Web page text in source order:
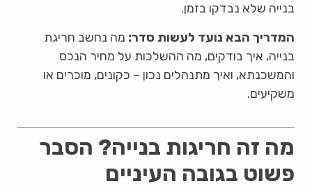
בנייה שלא נבדקו בזמן.
המדריך הבא נועד לעשות סדר: מה נחשב חריגת
בנייה, איך בודקים, מה ההשלכות על מחיר הנכס
והמשכנתא, ואיך מתנהלים נכון – כקונים, מוכרים או
משקיעים.
מה זה חריגות בנייה? הסבר
פשוט בגובה העיניים